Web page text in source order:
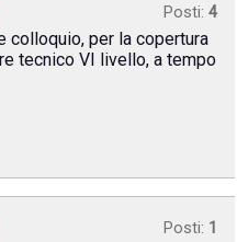
Posti: 4
colloquio, per la copertura
tecnico VI livello, a tempo
Posti: 1